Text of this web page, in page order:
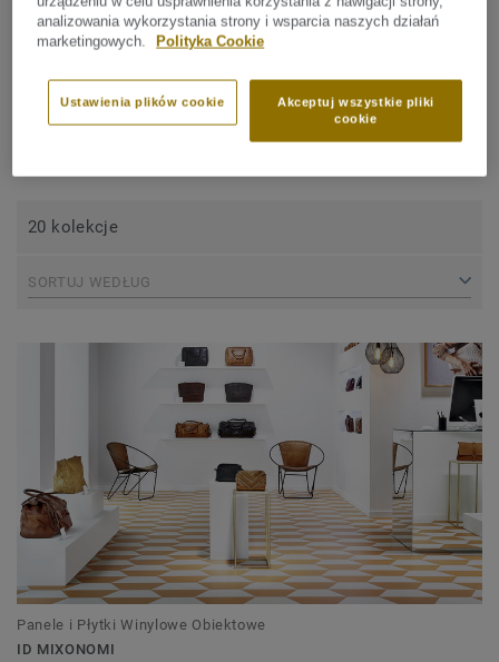
zainstalować i
Kolekcje
ZAWĘŹ WYSZUKIWANIE
20 kolekcje
SORTUJ WEDŁUG
Panele i Płytki Winylowe Obiektowe
ID MIXONOMI
analizowania wykorzystania strony i wsparcia naszych działań
marketingowych.
Polityka Cookie
Akceptuj wszystkie pliki
cookie
Ustawienia plików cookie